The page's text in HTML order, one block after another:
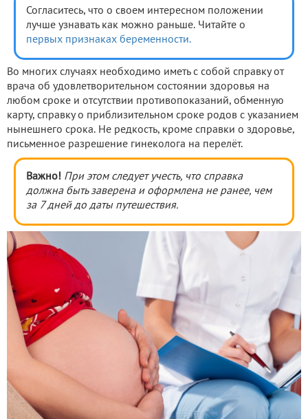
Согласитесь, что о своем интересном положении
лучше узнавать как можно раньше. Читайте о
первых признаках беременности.
Во многих случаях необходимо иметь с собой справку от
врача об удовлетворительном состоянии здоровья на
любом сроке и отсутствии противопоказаний, обменную
карту, справку о приблизительном сроке родов с указанием
нынешнего срока. Не редкость, кроме справки о здоровье,
письменное разрешение гинеколога на перелёт.
Важно! При этом следует учесть, что справка
должна быть заверена и оформлена не ранее, чем
за 7 дней до даты путешествия.